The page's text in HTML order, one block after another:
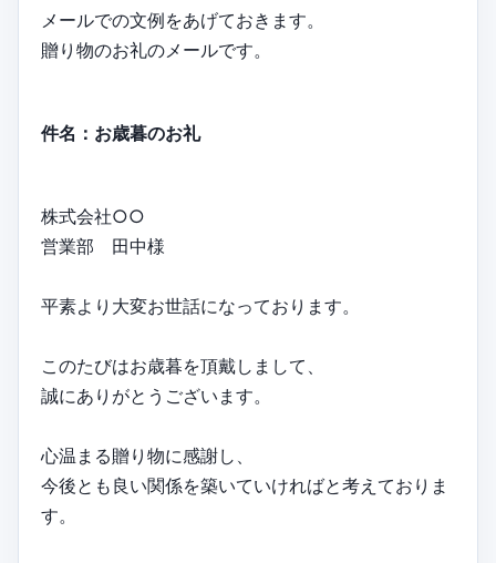
メールでの文例をあげておきます。
贈り物のお礼のメールです。
件名：お歳暮のお礼
株式会社○○
営業部 田中様
平素より大変お世話になっております。
このたびはお歳暮を頂戴しまして、
誠にありがとうございます。
心温まる贈り物に感謝し、
今後とも良い関係を築いていければと考えておりま
す。